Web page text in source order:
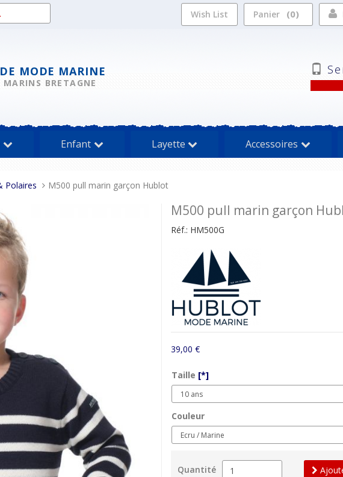
Panier 0
Wish List
MODE MARINE
BRETAGNE
Enfant Layette Accessoires
Polaires M500 pull marin garçon Hublot
M500 pull marin garçon
Réf.: HM500G
39,00 €
Taille [*]
Couleur
Quantité